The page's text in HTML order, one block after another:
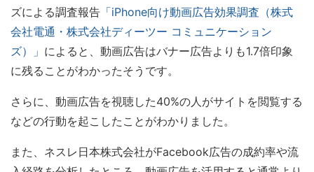
ズによる調査報告 「iPhone向け動画広告効果調査（株式
会社電通・株式会社ディーツー コミュニケーション
ズ）」 によると、動画広告はバナー広告よりも1.7倍印象
に残ることがわかったそうです。
さらに、動画広告を視聴した40%の人がサイトを閲覧する
などの行動を起こしたことがわかりました。
また、ネスレ日本株式会社がFacebook広告の成約率や流